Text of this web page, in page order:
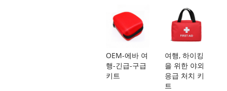
OEM-에바 여
행-긴급-구급
키트
여행, 하이킹
을 위한 야외
응급 처치 키
트